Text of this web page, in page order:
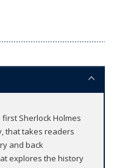
Sherlock Holmes
that takes readers
and back
explores the history